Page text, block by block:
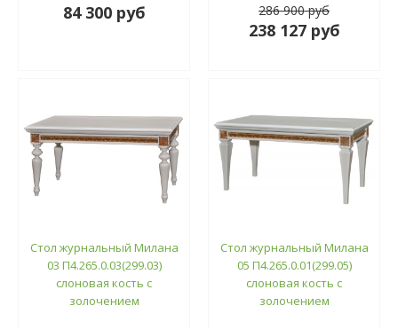
84 300 руб 286 900 руб
238 127 руб
Стол журнальный Милана
03 П4.265.0.03(299.03)
слоновая кость с
золочением
Стол журнальный Милана
05 П4.265.0.01(299.05)
слоновая кость с
золочением